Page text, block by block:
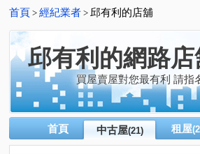
首頁 > 經紀業者 > 邱有利的店舖
邱有利的網路店
買屋賣屋對您最有利 請指
首頁 中古屋(21) 租屋